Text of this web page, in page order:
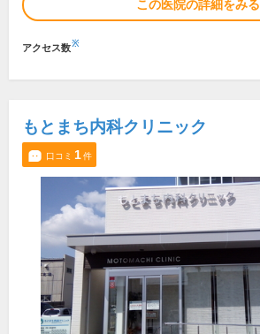
この医院の詳細をみる
アクセス数※
もとまち内科クリニック
口コミ 1件